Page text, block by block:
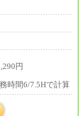
円
時間6/7.5Hで計算